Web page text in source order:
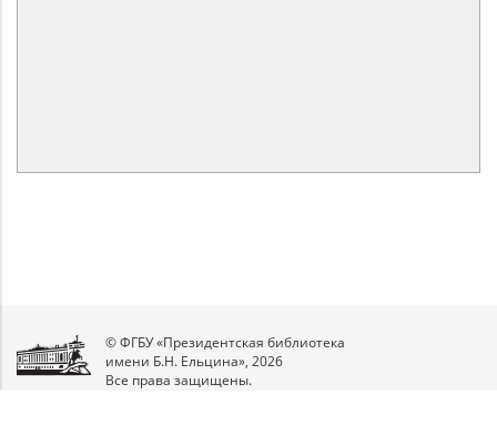
© ФГБУ «Президентская библиотека
имени Б.Н. Ельцина», 2026
Все права защищены.